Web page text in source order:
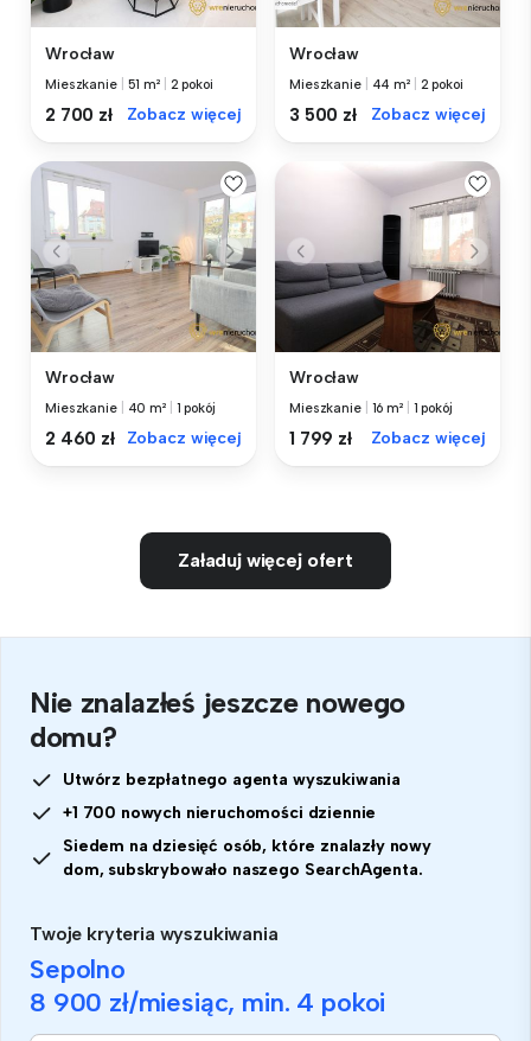
Wrocław
Mieszkanie 51 m² 2 pokoi
2 700 zł Zobacz więcej
Wrocław
Mieszkanie 44 m² 2 pokoi
3 500 zł Zobacz więcej
Wrocław
Mieszkanie 40 m² 1 pokój
2 460 zł Zobacz więcej
Wrocław
Mieszkanie 16 m² 1 pokój
1 799 zł Zobacz więcej
Załaduj więcej ofert
Nie znalazłeś jeszcze nowego
domu?
Utwórz bezpłatnego agenta wyszukiwania
+1 700 nowych nieruchomości dziennie
Siedem na dziesięć osób, które znalazły nowy
dom, subskrybowało naszego SearchAgenta.
Twoje kryteria wyszukiwania
Sepolno
8 900 zł/miesiąc, min. 4 pokoi